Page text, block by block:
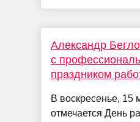
Александр
с
праздником
В воскресенье, 15
отмечается День